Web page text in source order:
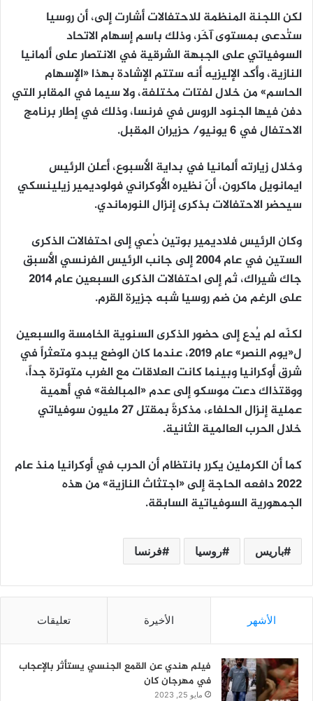
لكن اللجنة المنظمة للاحتفالات أشارت إلى، أن روسيا
ستُدعى بمستوى آخَر، وذلك باسم إسهام الاتحاد
السوفياتي على الجبهة الشرقية في الانتصار على ألمانيا
النازية، وأكد الإليزيه أنه ستتم الإشادة بهذا «الإسهام
الحاسم» من خلال لفتات مختلفة، ولا سيما في المقابر التي
دفن فيها الجنود الروس في فرنسا، وذلك في إطار برنامج
الاحتفال في 6 يونيو/ حزيران المقبل.
وخلال زيارته ألمانيا في بداية الأسبوع، أعلن الرئيس
ايمانويل ماكرون، أنّ نظيره الأوكراني فولوديمير زيلينسكي
سيحضر الاحتفالات بذكرى إنزال النورماندي.
وكان الرئيس فلاديمير بوتين دُعي إلى احتفالات الذكرى
الستين في عام 2004 إلى جانب الرئيس الفرنسي الأسبق
جاك شيراك، ثم إلى احتفالات الذكرى السبعين عام 2014
على الرغم من ضم روسيا شبه جزيرة القرم.
لكنّه لم يُدع إلى حضور الذكرى السنوية الخامسة والسبعين
ل«يوم النصر» عام 2019، عندما كان الوضع يبدو متعثراً في
شرق أوكرانيا وبينما كانت العلاقات مع الغرب متوترة جداً،
ووقتذاك دعت موسكو إلى عدم «المبالغة» في أهمية
عملية إنزال الحلفاء، مذكرةً بمقتل 27 مليون سوفياتي
خلال الحرب العالمية الثانية.
كما أن الكرملين يكرر بانتظام أن الحرب في أوكرانيا منذ عام
2022 دافعه الحاجة إلى «اجتثاث النازية» من هذه
الجمهورية السوفياتية السابقة.
باريس روسيا فرنسا
الأشهر الأخيرة تعليقات
فيلم هندي عن القمع الجنسي يستأثر بالإعجاب
في مهرجان كان
مايو 25, 2023